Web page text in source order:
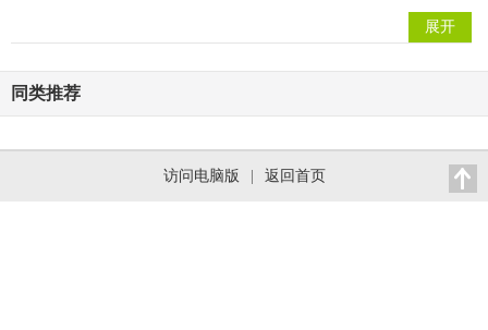
展开
同类推荐
访问电脑版 返回首页